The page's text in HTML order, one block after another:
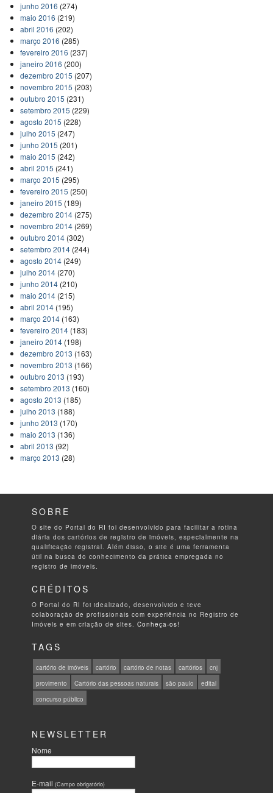
junho 2016 (274)
maio 2016 (219)
abril 2016 (202)
março 2016 (285)
fevereiro 2016 (237)
janeiro 2016 (200)
dezembro 2015 (207)
novembro 2015 (203)
outubro 2015 (231)
setembro 2015 (229)
agosto 2015 (228)
julho 2015 (247)
junho 2015 (201)
maio 2015 (242)
abril 2015 (241)
março 2015 (295)
fevereiro 2015 (250)
janeiro 2015 (189)
dezembro 2014(275)
novembro 2014(269)
outubro 2014(302)
setembro 2014(244)
agosto 2014(249)
julho 2014(270)
junho 2014(210)
maio 2014(215)
abril 2014(195)
março 2014(163)
fevereiro 2014(183)
janeiro 2014(198)
dezembro 2013 (163)
novembro 2013 (166)
outubro 2013 (193)
setembro 2013 (160)
agosto 2013 (185)
julho 2013 (188)
junho 2013 (170)
maio 2013 (136)
abril 2013 (92)
março 2013 (28)
SOBRE
O site do Portal do RI foi desenvolvido para facilitar a rotina
diária dos cartórios de registro de imóveis, especialmente na
qualificação registral. Além disso, o site é uma ferramenta
útil na busca do conhecimento da prática empregada no
registro de imóveis.
CRÉDITOS
O Portal do RI foi idealizado, desenvolvido e teve
colaboração de profissionais com experiência no Registro de
Imóveis e em criação de sites.Conheça-os!
TAGS
cartório de imóveis cartório cartório de notas cartórios
cnj
provimento
Cartório das pessoas naturais são paulo
edital
concurso público
NEWSLETTER
Nome
E-mail(Campo obrigatório)